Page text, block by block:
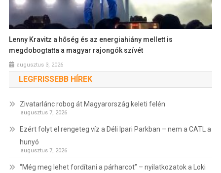
Lenny Kravitz a hőség és az energiahiány mellett is
megdobogtatta a magyar rajongók szívét
augusztus 3, 2026
LEGFRISSEBB HÍREK
Zivatarlánc robog át Magyarország keleti felén
augusztus 7, 2026
Ezért folyt el rengeteg víz a Déli Ipari Parkban – nem a CATL a
hunyó
augusztus 7, 2026
“Még meg lehet fordítani a párharcot” – nyilatkozatok a Loki